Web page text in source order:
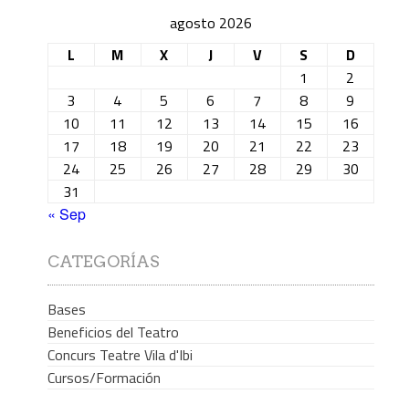
agosto 2026
L
M X J V S
D
1
2
3
4 5 6 7 8
9
10
11 12 13 14 15
16
17
18 19 20 21 22
23
24
25 26 27 28 29
30
31
« Sep
CATEGORÍAS
Bases
Beneficios del Teatro
Concurs Teatre Vila d'Ibi
Cursos/Formación